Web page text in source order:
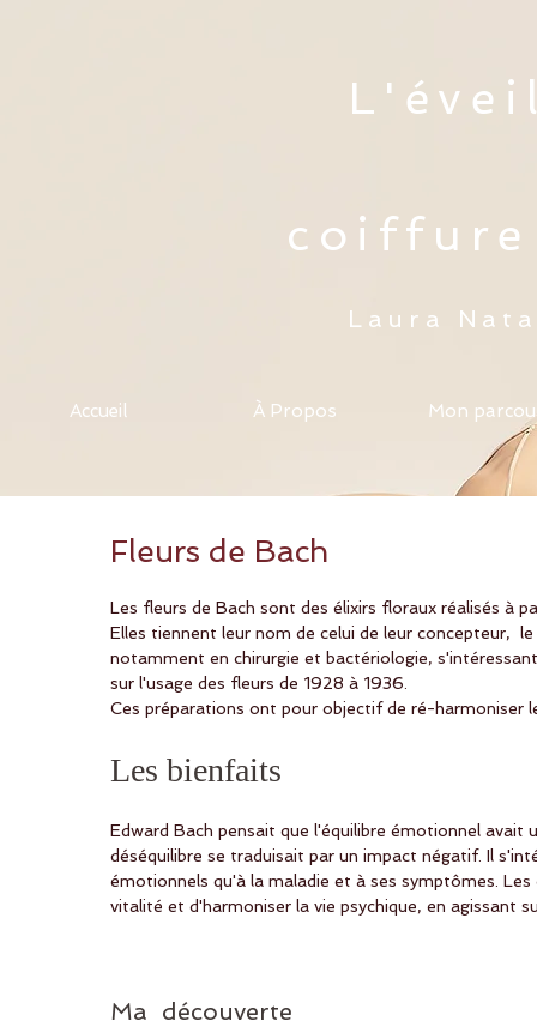
Laura
Accueil À Propos Mon
Fleurs de Bach
Les fleurs de Bach sont des élixirs floraux réalisés à
Elles tiennent leur nom de celui de leur concepteur,
notamment en chirurgie et bactériologie,
sur l'usage des fleurs de 1928 à 1936.
Ces préparations ont pour objectif de ré-harmoniser
Les bienfaits
Edward Bach pensait que l'équilibre émotionnel
déséquilibre se traduisait par un impact négatif. Il
émotionnels qu'à la maladie et à ses symptômes.
vitalité et d'harmoniser la vie psychique, en agissant
Ma  découverte